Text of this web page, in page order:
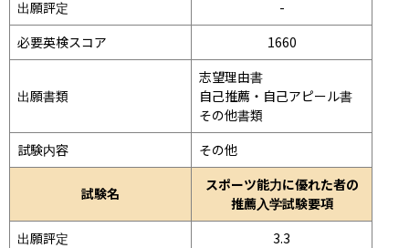
出願評定
-
必要英検スコア
1660
出願書類
志望理由書
自己推薦・自己アピール書
その他書類
試験内容
その他
試験名
スポーツ能力に優れた者の
推薦入学試験要項
出願評定
3.3